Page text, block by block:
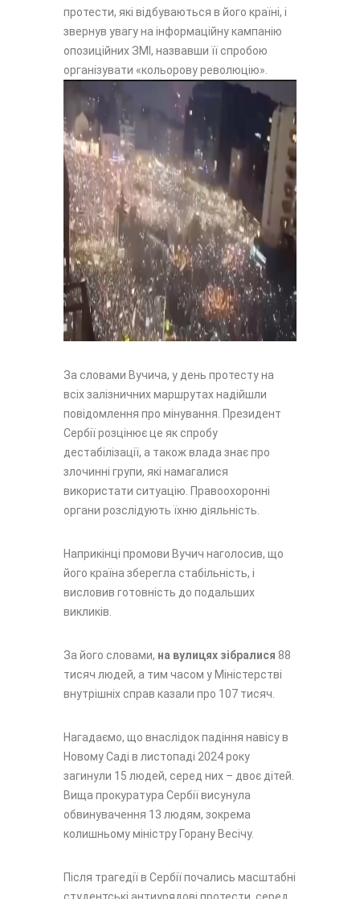
протести, які відбуваються в його країні, і
звернув увагу на інформаційну кампанію
опозиційних ЗМІ, назвавши її спробою
організувати «кольорову революцію».
За словами Вучича, у день протесту на
всіх залізничних маршрутах надійшли
повідомлення про мінування. Президент
Сербії розцінює це як спробу
дестабілізації, а також влада знає про
злочинні групи, які намагалися
використати ситуацію. Правоохоронні
органи розслідують їхню діяльність.
Наприкінці промови Вучич наголосив, що
його країна зберегла стабільність, і
висловив готовність до подальших
викликів.
За його словами, на вулицях зібралися 88
тисяч людей, а тим часом у Міністерстві
внутрішніх справ казали про 107 тисяч.
Нагадаємо, що внаслідок падіння навісу в
Новому Саді в листопаді 2024 року
загинули 15 людей, серед них – двоє дітей.
Вища прокуратура Сербії висунула
обвинувачення 13 людям, зокрема
колишньому міністру Горану Весічу.
Після трагедії в Сербії почались масштабні